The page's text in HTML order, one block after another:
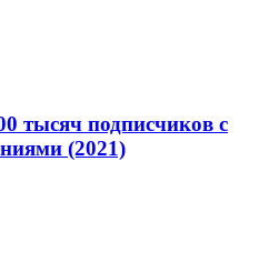
тысяч подписчиков с
(2021)